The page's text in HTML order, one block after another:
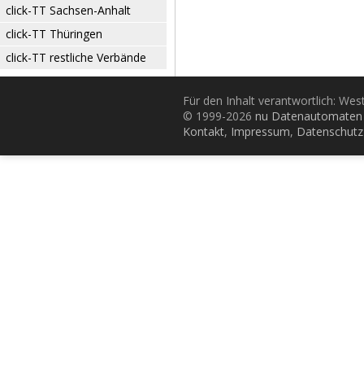
click-TT Sachsen-Anhalt
click-TT Thüringen
click-TT restliche Verbände
Für den Inhalt verantwortlich:
© 1999-2026 nu
Kontakt, Impressum, Datenschutz